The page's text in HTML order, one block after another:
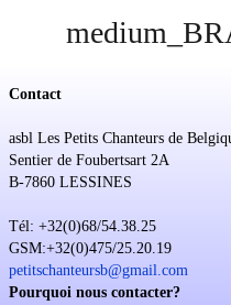
What about the choir
Discography
Soutien
Sponsoring
Contact
asbl Les Petits Chanteurs de
Sentier de Foubertsart 2A
B-7860 LESSINES
Tél: +32(0)68/54.38.25
GSM:+32(0)475/25.20.19
petitschanteursb@gmail.com
Pourquoi nous contacter?